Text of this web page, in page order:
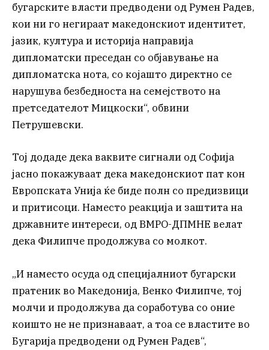
бугарските власти предводени од Румен Радев,
кои ни го негираат македонскиот идентитет,
јазик, култура и историја направија
дипломатски преседан со објавување на
дипломатска нота, со којашто директно се
нарушува безбедноста на семејството на
претседателот Мицкоски“, обвини
Петрушевски.
Тој додаде дека ваквите сигнали од Софија
јасно покажуваат дека македонскиот пат кон
Европската Унија ќе биде полн со предизвици
и притисоци. Наместо реакција и заштита на
државните интереси, од ВМРО-ДПМНЕ велат
дека Филипче продолжува со молкот.
„И наместо осуда од специјалниот бугарски
пратеник во Македонија, Венко Филипче, тој
молчи и продолжува да соработува со оние
коишто не не признаваат, а тоа се властите во
Бугарија предводени од Румен Радев“,